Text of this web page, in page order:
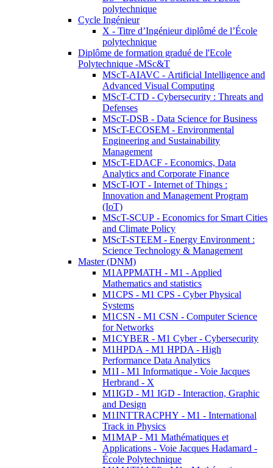
polytechnique
Cycle Ingénieur
X - Titre d’Ingénieur diplômé de l’École
polytechnique
Diplôme de formation gradué de l'Ecole
Polytechnique -MSc&T
MScT-AIAVC - Artificial Intelligence and
Advanced Visual Computing
MScT-CTD - Cybersecurity : Threats and
Defenses
MScT-DSB - Data Science for Business
MScT-ECOSEM - Environmental
Engineering and Sustainability
Management
MScT-EDACF - Economics, Data
Analytics and Corporate Finance
MScT-IOT - Internet of Things :
Innovation and Management Program
(IoT)
MScT-SCUP - Economics for Smart Cities
and Climate Policy
MScT-STEEM - Energy Environment :
Science Technology & Management
Master (DNM)
M1APPMATH - M1 - Applied
Mathematics and statistics
M1CPS - M1 CPS - Cyber Physical
Systems
M1CSN - M1 CSN - Computer Science
for Networks
M1CYBER - M1 Cyber - Cybersecurity
M1HPDA - M1 HPDA - High
Performance Data Analytics
M1I - M1 Informatique - Voie Jacques
Herbrand - X
M1IGD - M1 IGD - Interaction, Graphic
and Design
M1INTTRACPHY - M1 - International
Track in Physics
M1MAP - M1 Mathématiques et
Applications - Voie Jacques Hadamard -
École Polytechnique